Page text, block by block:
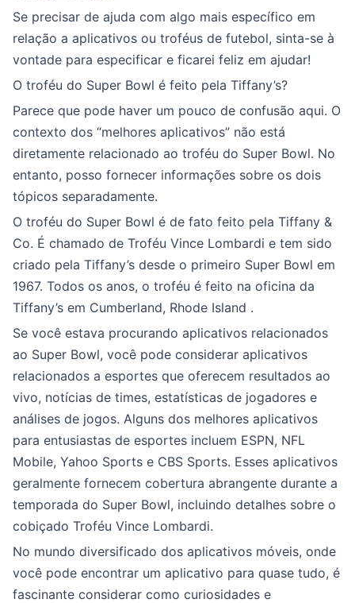
Se precisar de ajuda com algo mais específico em
relação a aplicativos ou troféus de futebol, sinta-se à
vontade para especificar e ficarei feliz em ajudar!
O troféu do Super Bowl é feito pela Tiffany’s?
Parece que pode haver um pouco de confusão aqui. O
contexto dos “melhores aplicativos” não está
diretamente relacionado ao troféu do Super Bowl. No
entanto, posso fornecer informações sobre os dois
tópicos separadamente.
O troféu do Super Bowl é de fato feito pela Tiffany &
Co. É chamado de Troféu Vince Lombardi e tem sido
criado pela Tiffany’s desde o primeiro Super Bowl em
1967. Todos os anos, o troféu é feito na oficina da
Tiffany’s em Cumberland, Rhode Island .
Se você estava procurando aplicativos relacionados
ao Super Bowl, você pode considerar aplicativos
relacionados a esportes que oferecem resultados ao
vivo, notícias de times, estatísticas de jogadores e
análises de jogos. Alguns dos melhores aplicativos
para entusiastas de esportes incluem ESPN, NFL
Mobile, Yahoo Sports e CBS Sports. Esses aplicativos
geralmente fornecem cobertura abrangente durante a
temporada do Super Bowl, incluindo detalhes sobre o
cobiçado Troféu Vince Lombardi.
No mundo diversificado dos aplicativos móveis, onde
você pode encontrar um aplicativo para quase tudo, é
fascinante considerar como curiosidades e